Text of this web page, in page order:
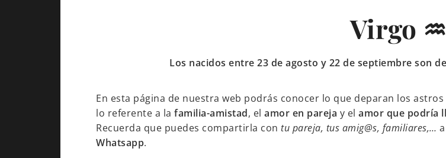
Virgo ♒
Los nacidos entre 23 de agosto y 22 de septiembre son
En esta página de nuestra web podrás conocer lo que deparan los
lo referente a la familia-amistad, el amor en pareja y el amor que podría
Recuerda que puedes compartirla con tu pareja, tus amig@s, familiares,…
Whatsapp.